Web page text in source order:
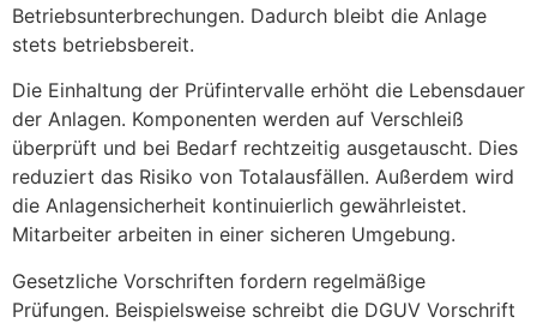
Betriebsunterbrechungen. Dadurch bleibt die Anlage
stets betriebsbereit.
Die Einhaltung der Prüfintervalle erhöht die Lebensdauer
der Anlagen. Komponenten werden auf Verschleiß
überprüft und bei Bedarf rechtzeitig ausgetauscht. Dies
reduziert das Risiko von Totalausfällen. Außerdem wird
die Anlagensicherheit kontinuierlich gewährleistet.
Mitarbeiter arbeiten in einer sicheren Umgebung.
Gesetzliche Vorschriften fordern regelmäßige
Prüfungen. Beispielsweise schreibt die DGUV Vorschrift